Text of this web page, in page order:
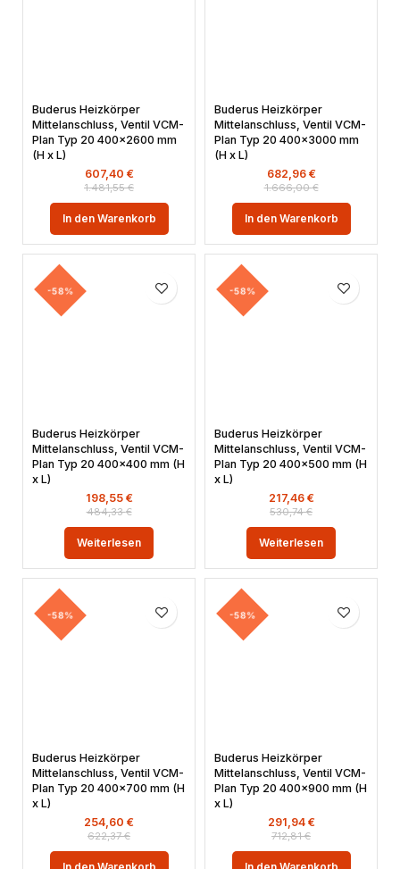
Buderus Heizkörper
Mittelanschluss, Ventil VCM-
Plan Typ 20 400×2600 mm
(H x L)
1.481,55€
607,40 €
In den Warenkorb
Buderus Heizkörper
Mittelanschluss, Ventil VCM-
Plan Typ 20 400×3000 mm
(H x L)
1.666,00€
682,96 €
In den Warenkorb
-58%
Buderus Heizkörper
Mittelanschluss, Ventil VCM-
Plan Typ 20 400×400 mm (H
x L)
484,33€
198,55 €
Weiterlesen
-58%
Buderus Heizkörper
Mittelanschluss, Ventil VCM-
Plan Typ 20 400×500 mm (H
x L)
530,74€
217,46 €
Weiterlesen
-58%
Buderus Heizkörper
Mittelanschluss, Ventil VCM-
Plan Typ 20 400×700 mm (H
x L)
622,37€
254,60 €
-58%
Buderus Heizkörper
Mittelanschluss, Ventil VCM-
Plan Typ 20 400×900 mm (H
x L)
712,81€
291,94 €